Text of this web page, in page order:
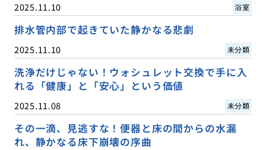
2025.11.10 浴室
排水管内部で起きていた静かなる悲劇
2025.11.10 未分類
洗浄だけじゃない！ウォシュレット交換で手に入
れる「健康」と「安心」という価値
2025.11.08 未分類
その一滴、見逃すな！便器と床の間からの水漏
れ、静かなる床下崩壊の序曲